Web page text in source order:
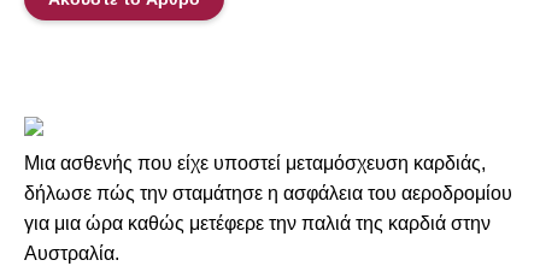
Μια ασθενής που είχε υποστεί μεταμόσχευση καρδιάς,
δήλωσε πώς την σταμάτησε η ασφάλεια του αεροδρομίου
για μια ώρα καθώς μετέφερε την παλιά της καρδιά στην
Αυστραλία.